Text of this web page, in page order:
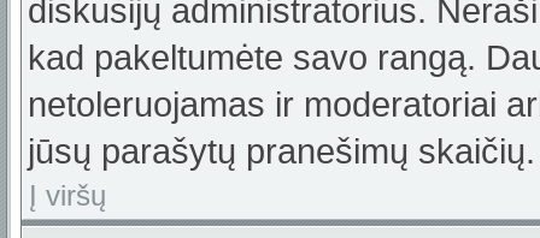
diskusijų administratorius.
kad pakeltumėte savo rangą.
netoleruojamas ir moderatoriai
jūsų parašytų pranešimų skaičių.
Į viršų